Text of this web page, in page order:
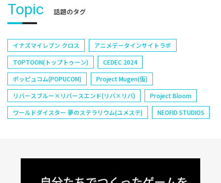
Topic 話題のタグ
イナズマイレブン クロス
アニメデータインサイトラボ
TOPTOON(トップトゥーン)
CEDEC 2024
ポッピュコム(POPUCOM)
Project Mugen(仮)
リバースブルー×リバースエンド(リバ×リバ)
Project Bloom
ワールドダイスター 夢のステラリウム(ユメステ)
NEOFID STUDIOS